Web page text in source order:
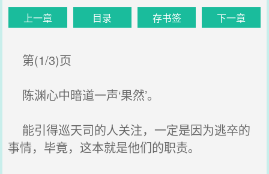
上一章 目录 存书签 下一章
第(1/3)页
陈渊心中暗道一声‘果然’。
能引得巡天司的人关注，一定是因为逃卒的
事情，毕竟，这本就是他们的职责。